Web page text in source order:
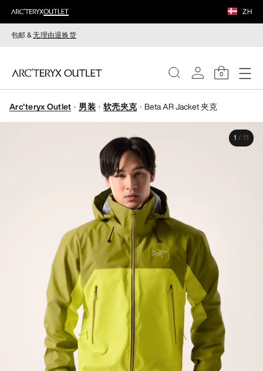
ZH
包邮 &无理由退换货
0
女装
Arc'teryx Outlet 男装 软壳夹克 Beta AR Jacket 夹克
1 / 11